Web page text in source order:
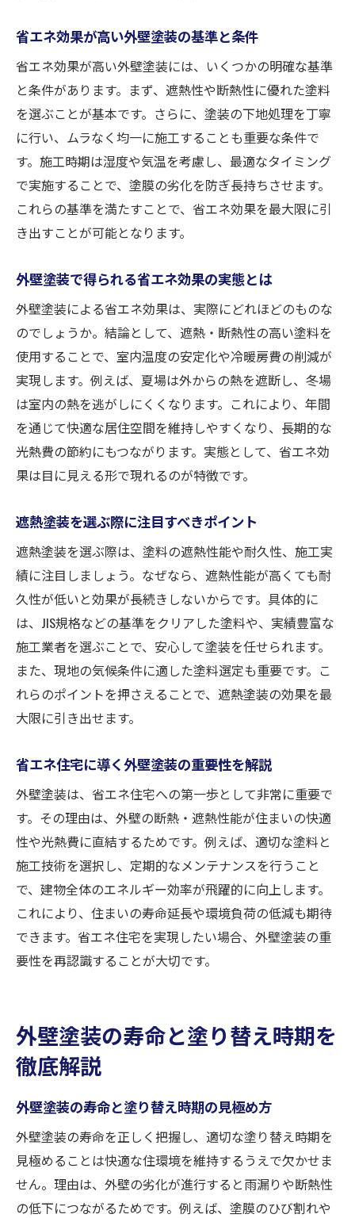
省エネ効果が高い外壁塗装の基準と条件
省エネ効果が高い外壁塗装には、いくつかの明確な基準
と条件があります。まず、遮熱性や断熱性に優れた塗料
を選ぶことが基本です。さらに、塗装の下地処理を丁寧
に行い、ムラなく均一に施工することも重要な条件で
す。施工時期は湿度や気温を考慮し、最適なタイミング
で実施することで、塗膜の劣化を防ぎ長持ちさせます。
これらの基準を満たすことで、省エネ効果を最大限に引
き出すことが可能となります。
外壁塗装で得られる省エネ効果の実態とは
外壁塗装による省エネ効果は、実際にどれほどのものな
のでしょうか。結論として、遮熱・断熱性の高い塗料を
使用することで、室内温度の安定化や冷暖房費の削減が
実現します。例えば、夏場は外からの熱を遮断し、冬場
は室内の熱を逃がしにくくなります。これにより、年間
を通じて快適な居住空間を維持しやすくなり、長期的な
光熱費の節約にもつながります。実態として、省エネ効
果は目に見える形で現れるのが特徴です。
遮熱塗装を選ぶ際に注目すべきポイント
遮熱塗装を選ぶ際は、塗料の遮熱性能や耐久性、施工実
績に注目しましょう。なぜなら、遮熱性能が高くても耐
久性が低いと効果が長続きしないからです。具体的に
は、JIS規格などの基準をクリアした塗料や、実績豊富な
施工業者を選ぶことで、安心して塗装を任せられます。
また、現地の気候条件に適した塗料選定も重要です。こ
れらのポイントを押さえることで、遮熱塗装の効果を最
大限に引き出せます。
省エネ住宅に導く外壁塗装の重要性を解説
外壁塗装は、省エネ住宅への第一歩として非常に重要で
す。その理由は、外壁の断熱・遮熱性能が住まいの快適
性や光熱費に直結するためです。例えば、適切な塗料と
施工技術を選択し、定期的なメンテナンスを行うこと
で、建物全体のエネルギー効率が飛躍的に向上します。
これにより、住まいの寿命延長や環境負荷の低減も期待
できます。省エネ住宅を実現したい場合、外壁塗装の重
要性を再認識することが大切です。
外壁塗装の寿命と塗り替え時期を
徹底解説
外壁塗装の寿命と塗り替え時期の見極め方
外壁塗装の寿命を正しく把握し、適切な塗り替え時期を
見極めることは快適な住環境を維持するうえで欠かせま
せん。理由は、外壁の劣化が進行すると雨漏りや断熱性
の低下につながるためです。例えば、塗膜のひび割れや